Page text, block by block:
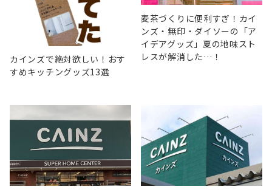
カインズで絶対欲しい！おす
すめキッチングッズ13選
麦茶づくりに便利すぎ！カイ
ンズ・無印・ダイソーの「ア
イデアグッズ」夏の地味スト
レスが解消した…！